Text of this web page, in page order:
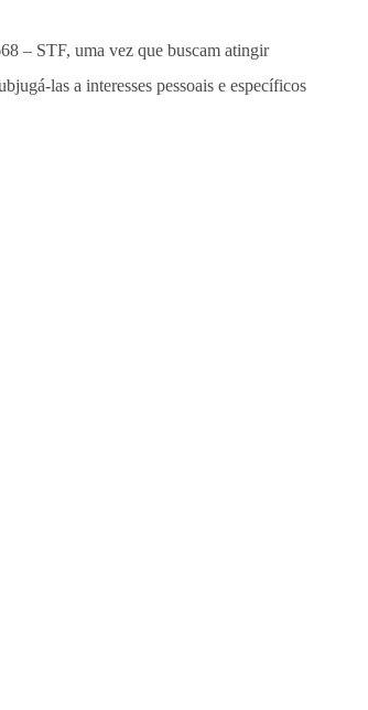
– STF, uma vez que buscam atingir
las a interesses pessoais e específicos